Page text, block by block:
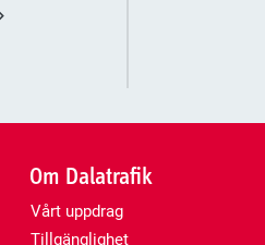
Om Dalatrafik
Vårt uppdrag
Tillgänglighet